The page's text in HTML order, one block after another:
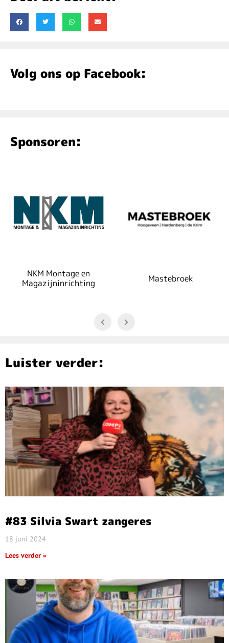
Volg ons op Facebook:
Sponsoren:
NKM Montage en
Magazijninrichting
Mastebroek
Luister verder:
#83 Silvia Swart zangeres
18 juni 2024
Lees verder »